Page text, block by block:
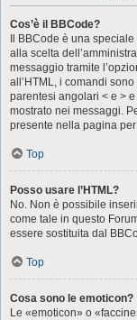
Cos’è il BBCode?
Il BBCode è una
alla scelta
messaggio tramite
all’HTML, i comandi
parentesi angolari < e >
mostrato nei messaggi.
presente nella pagina
Top
Posso usare l’HTML?
No. Non è possibile
come tale in questo
essere sostituita dal
Top
Cosa sono le emoticon?
Le «emoticon» o